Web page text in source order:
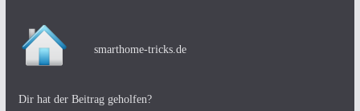
smarthome-tricks.de
Dir hat der Beitrag geholfen?